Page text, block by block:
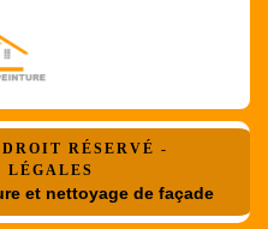
RÉSERVÉ -
LÉGALES
et nettoyage de façade